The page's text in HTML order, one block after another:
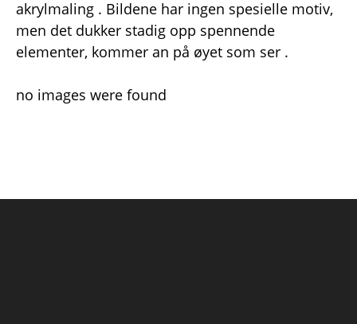
akrylmaling . Bildene har ingen spesielle motiv,
men det dukker stadig opp spennende
elementer, kommer an på øyet som ser .
no images were found